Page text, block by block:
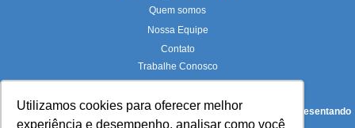
Utilizamos cookies para oferecer melhor
experiência e desempenho, analisar como você
Quem somos
Nossa Equipe
Contato
Trabalhe Conosco
Todas as imagens deste site foram produzidas internamente, representando
fielmente nossas instalações e equipe.